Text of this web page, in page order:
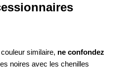
similaire, ne confondez
noires avec les chenilles